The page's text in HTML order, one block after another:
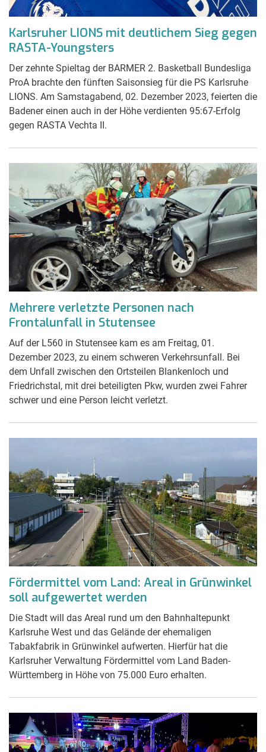
Karlsruher LIONS mit deutlichem Sieg gegen
RASTA-Youngsters
Der zehnte Spieltag der BARMER 2. Basketball Bundesliga
ProA brachte den fünften Saisonsieg für die PS Karlsruhe
LIONS. Am Samstagabend, 02. Dezember 2023, feierten die
Badener einen auch in der Höhe verdienten 95:67-Erfolg
gegen RASTA Vechta II.
Mehrere verletzte Personen nach
Frontalunfall in Stutensee
Auf der L560 in Stutensee kam es am Freitag, 01.
Dezember 2023, zu einem schweren Verkehrsunfall. Bei
dem Unfall zwischen den Ortsteilen Blankenloch und
Friedrichstal, mit drei beteiligten Pkw, wurden zwei Fahrer
schwer und eine Person leicht verletzt.
Fördermittel vom Land: Areal in Grünwinkel
soll aufgewertet werden
Die Stadt will das Areal rund um den Bahnhaltepunkt
Karlsruhe West und das Gelände der ehemaligen
Tabakfabrik in Grünwinkel aufwerten. Hierfür hat die
Karlsruher Verwaltung Fördermittel vom Land Baden-
Württemberg in Höhe von 75.000 Euro erhalten.